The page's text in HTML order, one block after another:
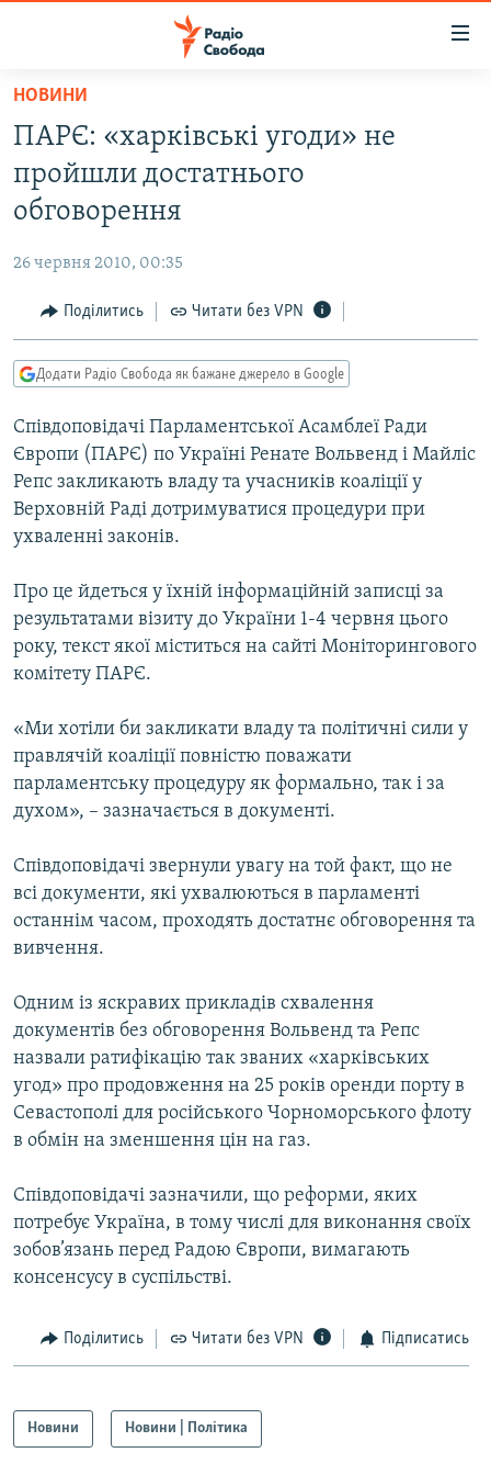
Перейти
основного
матеріалу
Перейти
до
основної
навігації
Перейти
до
пошуку
СТАТТІ
ЕКОНОМІКА
СУСПІЛЬСТВО
УКРАЇНА
РОСІЙСЬКА «ФІЛЬТРАЦІЯ»
ДОНБАС.РЕАЛІЇ
ТИ ЯК?
СХЕМИ
ПРИАЗОВ’Я
КИТАЙ.ВИКЛИКИ
ФОТО
СПЕЦПРОЄКТИ
ПОДКАСТИ
КРИМ РЕАЛІЇ
РУС
УКР
ДОЛУЧАЙСЯ!
Усі сайти RFE/RL
НОВИНИ
ПАРЄ: «харківські угоди» не
пройшли достатнього
обговорення
26 червня 2010, 00:35
Поділитись Читати без VPN
Додати Радіо Свобода як бажане джерело в Google
Співдоповідачі Парламентської Асамблеї Ради
Європи (ПАРЄ) по Україні Ренате Вольвенд і Майліс
Репс закликають владу та учасників коаліції у
Верховній Раді дотримуватися процедури при
ухваленні законів.
Про це йдеться у їхній інформаційній записці за
результатами візиту до України 1-4 червня цього
року, текст якої міститься на сайті Моніторингового
комітету ПАРЄ.
«Ми хотіли би закликати владу та політичні сили у
правлячій коаліції повністю поважати
парламентську процедуру як формально, так і за
духом», – зазначається в документі.
Співдоповідачі звернули увагу на той факт, що не
всі документи, які ухвалюються в парламенті
останнім часом, проходять достатнє обговорення та
вивчення.
Одним із яскравих прикладів схвалення
документів без обговорення Вольвенд та Репс
назвали ратифікацію так званих «харківських
угод» про продовження на 25 років оренди порту в
Севастополі для російського Чорноморського флоту
в обмін на зменшення цін на газ.
Співдоповідачі зазначили, що реформи, яких
потребує Україна, в тому числі для виконання своїх
зобов’язань перед Радою Європи, вимагають
консенсусу в суспільстві.
Поділитись Читати без VPN Підписатись
Новини Новини | Політика